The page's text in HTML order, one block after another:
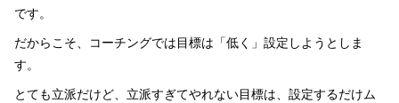
です。
だからこそ、コーチングでは目標は「低く」設定しようとしま
す。
とても立派だけど、立派すぎてやれない目標は、設定するだけム